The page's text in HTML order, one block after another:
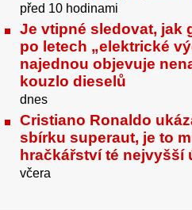
před 10 hodinami
Je vtipné sledovat, jak
po letech „elektrické
najednou objevuje
kouzlo dieselů
dnes
Cristiano Ronaldo
sbírku superaut, je to
hračkářství té nejvyšší
včera